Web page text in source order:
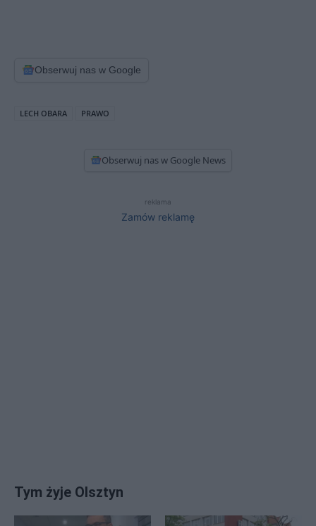
Obserwuj nas w Google
LECH OBARA PRAWO
Obserwuj nas w Google News
reklama
Zamów reklamę
Tym żyje Olsztyn